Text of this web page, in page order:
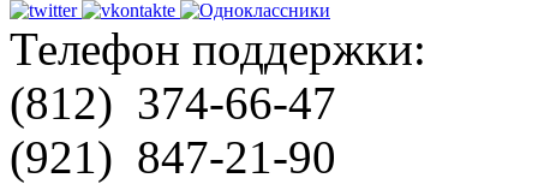
Телефон поддержки:
(812) 374-66-47
(921) 847-21-90